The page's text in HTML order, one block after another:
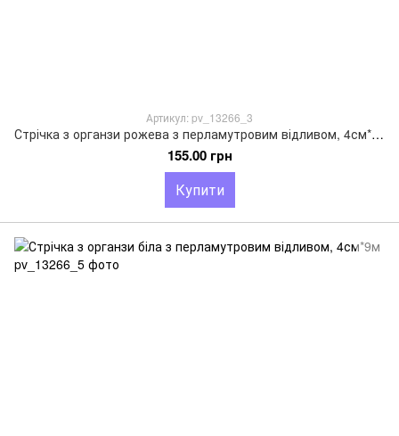
Артикул: pv_13266_3
Стрічка з органзи рожева з перламутровим відливом, 4см*9м
155.00 грн
Купити